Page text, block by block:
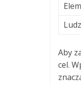
Aby
cel.